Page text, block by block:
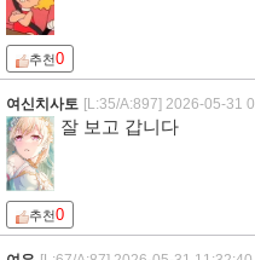
추천0
여신치사토 [L:35/A:897] 2026-05-31
잘 보고 갑니다
추천0